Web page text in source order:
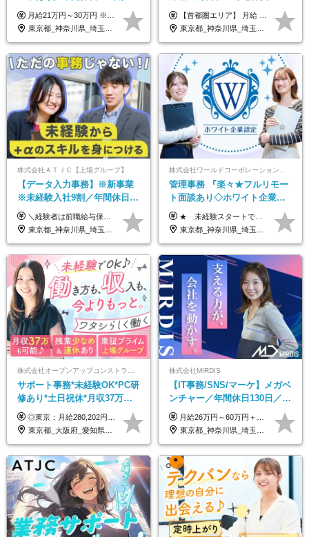
業なし／産休育休あり／服
装・髪型自由／毎年昇給
月給21万円～30万円 ※試用期間3ヶ月間の待遇に変動はありません。 ※みなし残業代(月20時間分29,725円～)を含む。（※超過分は追加支給）
東京都_神奈川県_埼玉県_千葉県_大阪府_愛知県_北海道_青森県_岩手県_宮城県_秋田県_山形県_福島県_茨城県_栃木県_群馬県_新潟県_山梨県_長野県_富山県_石川県_福井県_静岡県_岐阜県_三重県_兵庫県_京都府_滋賀県_奈良県_和歌山県_広島県_岡山県_鳥取県_島根県_山口県_徳島県_香川県_愛媛県_高知県_福岡県_熊本県_佐賀県_長崎県_大分県_宮崎県_鹿児島県_沖縄県
充実！
【首都圏エリア】 月給 291,800円以上 ＋ 各種手当 【北関東エリア】 月給 264,260円以上 ＋ 各種手当 【関西・四国エリア】 月給 278,040円以上 ＋ 各種手当 【中部エリア】 月給 278,040円以上 ＋ 各種手当 【北海道・東北エリア】 月給 247,000円以上 ＋ 各種手当 【九州エリア】 月給 235,540円以上 ＋ 各種手当 【中国エリア】 月給 250,460 円以上 ＋ 各種手当 ※全て年齢・経験・能力などを考慮します。 ※試用期間3ヶ月あり。その間の待遇に変動はありません。 ※固定残業代（20時間分）を含む 首都圏／37,800円以上 北関東／34,260円以上 関西・四国／36,040円以上 中部／36,040円以上 北海道・東北／32,000円以上 九州／30,540円以上 中国／32,460円以上 ※超過分は全額支給 初年度の年収 400万円～900万円
東京都_神奈川県_埼玉県_千葉県_大阪府_愛知県_北海道_青森県_岩手県_宮城県_秋田県_山形県_福島県_茨城県_栃木県_群馬県_新潟県_山梨県_長野県_富山県_石川県_福井県_静岡県_岐阜県_三重県_兵庫県_京都府_滋賀県_奈良県_和歌山県_広島県_岡山県_鳥取県_島根県_山口県_徳島県_香川県_愛媛県_高知県_福岡県_熊本県_佐賀県_長崎県_大分県_宮崎県_鹿児島県_沖縄県
株式会社ＡＴＪＣ【上場グループ】
【データ入力事務】※新事業
※未経験入社9割／年間休日
124日／月 残業13h／土日祝休
み／給与改定年2回
＼経験者は前職給与保証！／ 月給23万円～33万円＋各種手当 ☆給与改定年2回あり！ ※上記金額には固定残業代（31,081円～44,595円／20時間分）を含みます。 ※超過分は別途支給します。 ★試用期間：6ヶ月 未経験の場合、試用期間中は月給21万円（固定残業代12,353円／8時間分）となります。ただし、2026年7月1日以降は給与改定に伴い、試用期間の途中であっても、月給230,000円（固定残業代31,081円／20時間分）を適用します。 ※超過分は別途支給します。
東京都_神奈川県_埼玉県_千葉県
管理事務 『楽々★フルリモー
ト面談あり◇ホワイト企業認
定受賞◇完全週休2日◇賞与年
2回 /p13
★ 未経験スタートでも月収40万円以上も目指せます！ ★ ★ 試用期間6か月あり／給与・待遇に変更なし ★ ＼パターン①orパターン②で給与形態の選択が可能／ ＜パターン①＞ 月給+交通費+（残業代は全額別途支給） 【首都圏・関東・北信越】 月給30.0万円以上 【関西】 月給27.5万円以上 【中部】 月給26.5万円以上 【東北】 月給24.5万円以上 【北海道】 月給24.0万円以上 【九州・中四国】 月給25.5万円以上 ＜パターン②＞ 月給（固定残業代20H含む）+交通費+賞与年2回+残業代 （※20H場合を超過した場合は全額別途支給） 【首都圏・関東・北信越】 月給25.0万円以上 【関 西・中部】 月給24.5万円以上 【東 北・北海道・九州・中四国】 月給23.5万円以上 ※上記給与には固定残業代（月20H分）を含みます 固定残業代は残業の有無に関わらず支給し、超過分は別途全額支給いたします ①②の給与形態はご本人様と相談の上、最終的に会社が決定いたします （内定時に通知） ■給与改定年1回 ■(※)賞与年2回（昨年度支給実績2回／頑張りを評価） (※)支給条件に規定あり
東京都_神奈川県_埼玉県_千葉県_大阪府_愛知県_北海道_青森県_岩手県_宮城県_秋田県_山形県_福島県_茨城県_栃木県_群馬県_新潟県_山梨県_長野県_富山県_石川県_福井県_静岡県_岐阜県_三重県_兵庫県_京都府_滋賀県_奈良県_和歌山県_広島県_岡山県_鳥取県_島根県_山口県_徳島県_香川県_愛媛県_高知県_福岡県_熊本県_佐賀県_長崎県_大分県_宮崎県_鹿児島県_沖縄県
サポート事務*未経験OK*PC研
修あり*土日祝休*月収37万円
可*面接1回/o
◎東京：月給280,202円～402,430円 ◎大阪：月給269,824円～392,052円 ◎名古屋：月給285,967円～408,195円 ◎その他：月給265,212円～387,440円 ※試用期間3か月／待遇は研修期間中のみ変更あり （東京：23.9万円～、大阪：月給23.4万円～、名古屋：月給24.2万円～、その他：月給23.1万円～） ※固定残業代（配属後に支給）・一律手当を含む ※固定残業代は残業がない場合も支給し、超過分は別途支給する ※年齢、経験、能力を考慮し、支給額を決定します。
東京都_大阪府_愛知県_北海道_宮城県_新潟県_石川県_静岡県_広島県_福岡県_沖縄県
株式会社MIRDIS
【IT事務/SNS/マーケ】メガベ
ンチャー／年間休日130日／
SNS業務／リモート可能／未
経験◎
月給26万円～60万円＋賞与1回＋各種手当 ★Point：経験者の方は100％年収UPでの待遇提示も可能！ ※試用期間6カ月 ※期間中は月給23万円以上～スタート ※期間中は契約社員
東京都_神奈川県_埼玉県_千葉県